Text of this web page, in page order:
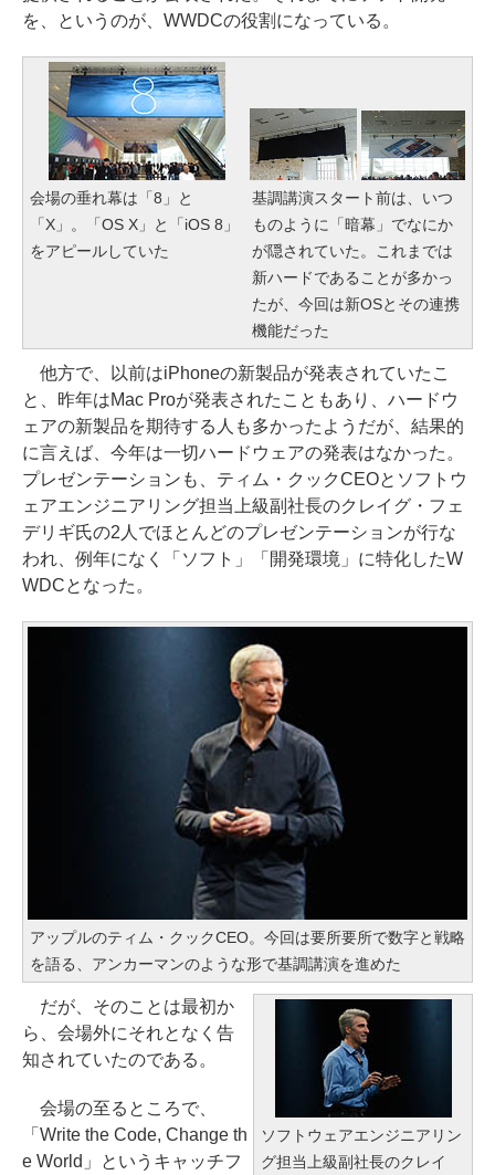
を、というのが、WWDCの役割になっている。
会場の垂れ幕は「8」と
「X」。「OS X」と「iOS 8」
をアピールしていた
基調講演スタート前は、いつ
ものように「暗幕」でなにか
が隠されていた。これまでは
新ハードであることが多かっ
たが、今回は新OSとその連携
機能だった
他方で、以前はiPhoneの新製品が発表されていたこ
と、昨年はMac Proが発表されたこともあり、ハードウ
ェアの新製品を期待する人も多かったようだが、結果的
に言えば、今年は一切ハードウェアの発表はなかった。
プレゼンテーションも、ティム・クックCEOとソフトウ
ェアエンジニアリング担当上級副社長のクレイグ・フェ
デリギ氏の2人でほとんどのプレゼンテーションが行な
われ、例年になく「ソフト」「開発環境」に特化したW
WDCとなった。
アップルのティム・クックCEO。今回は要所要所で数字と戦略
を語る、アンカーマンのような形で基調講演を進めた
ソフトウェアエンジニアリン
グ担当上級副社長のクレイ
だが、そのことは最初か
ら、会場外にそれとなく告
知されていたのである。
会場の至るところで、
「Write the Code, Change th
e World」というキャッチフ